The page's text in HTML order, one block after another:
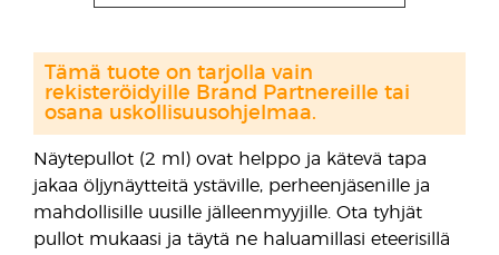
Näytepullot (2 ml) ovat helppo ja kätevä tapa
jakaa öljynäytteitä ystäville, perheenjäsenille ja
mahdollisille uusille jälleenmyyjille. Ota tyhjät
pullot mukaasi ja täytä ne haluamillasi eteerisillä
Tämä tuote on tarjolla vain
rekisteröidyille Brand Partnereille tai
osana uskollisuusohjelmaa.